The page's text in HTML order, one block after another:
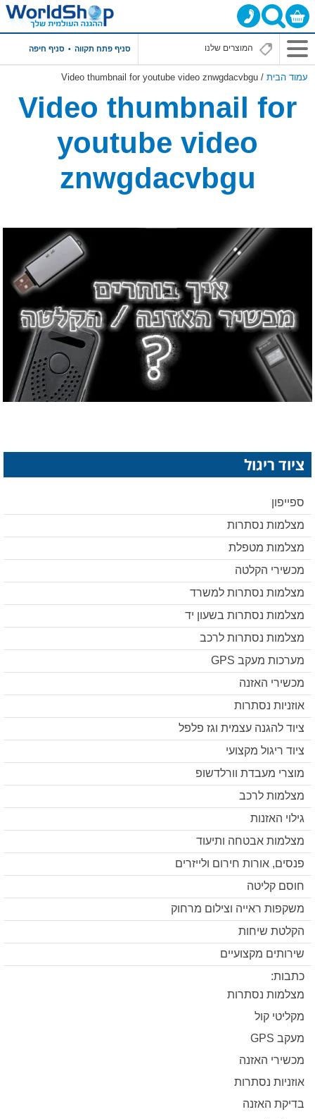
סניף פתח תקווה סניף חיפה
עמוד הבית / Video thumbnail for youtube video znwgdacvbgu
Video thumbnail for
youtube video
znwgdacvbgu
ציוד ריגול
ספייפון
מצלמות נסתרות
מצלמות מטפלת
מכשירי הקלטה
מצלמות נסתרות למשרד
מצלמות נסתרות בשעון יד
מצלמות נסתרות לרכב
מערכות מעקב GPS
מכשירי האזנה
אוזניות נסתרות
ציוד להגנה עצמית וגז פלפל
ציוד ריגול מקצועי
מוצרי מעבדת וורלדשופ
מצלמות לרכב
גילוי האזנות
מצלמות אבטחה ותיעוד
פנסים, אורות חירום ולייזרים
חוסם קליטה
משקפות ראייה וצילום מרחוק
הקלטת שיחות
שירותים מקצועיים
כתבות:
מצלמות נסתרות
מקליטי קול
מעקב GPS
מכשירי האזנה
אוזניות נסתרות
בדיקת האזנה